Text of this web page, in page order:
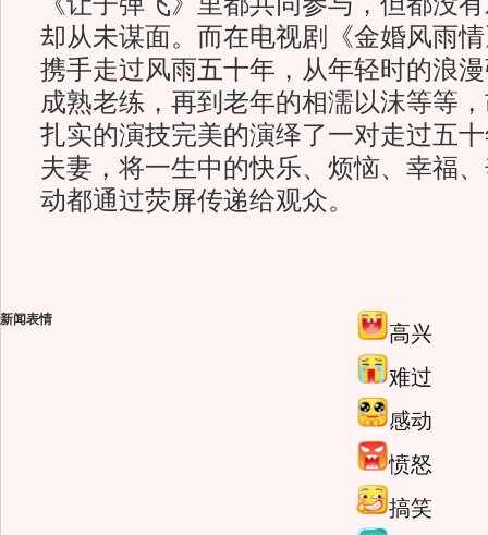
却从未谋面。而在电视剧《金婚风雨
携手走过风雨五十年，从年轻时的浪
成熟老练，再到老年的相濡以沫等等
扎实的演技完美的演绎了一对走过五
夫妻，将一生中的快乐、烦恼、幸福
动都通过荧屏传递给观众。
新闻表情
高兴
难过
感动
愤怒
搞笑